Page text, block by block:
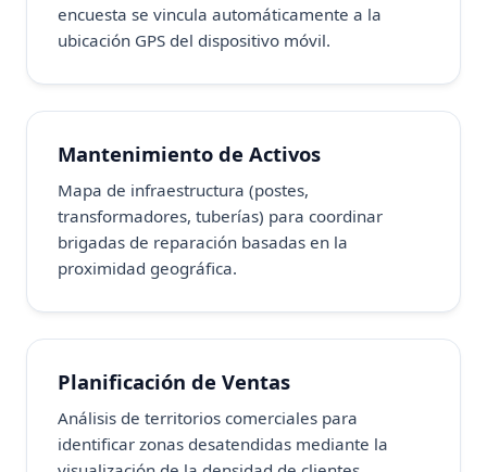
encuesta se vincula automáticamente a la
ubicación GPS del dispositivo móvil.
Mantenimiento de Activos
Mapa de infraestructura (postes,
transformadores, tuberías) para coordinar
brigadas de reparación basadas en la
proximidad geográfica.
Planificación de Ventas
Análisis de territorios comerciales para
identificar zonas desatendidas mediante la